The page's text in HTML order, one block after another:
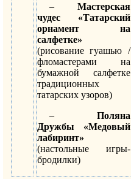
– Мастерская
чудес «Татарский
орнамент на
салфетке»
(рисование гуашью /
фломастерами на
бумажной салфетке
традиционных
татарских узоров)
– Поляна
Дружбы «Медовый
лабиринт»
(настольные игры-
бродилки)